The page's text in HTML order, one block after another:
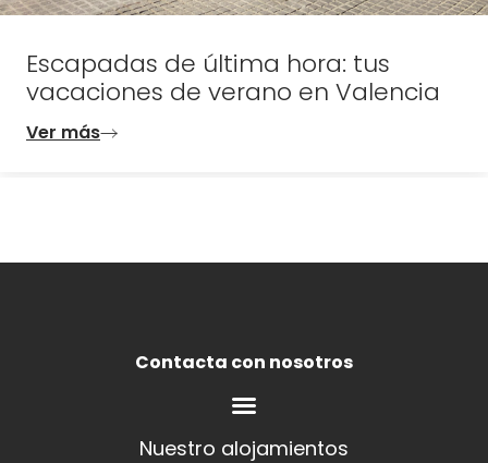
Escapadas de última hora: tus
vacaciones de verano en Valencia
Ver más
Contacta con nosotros
Nuestro alojamientos